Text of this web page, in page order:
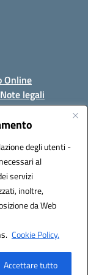
degli utenti -
al
servizi
inoltre,
da Web
Cookie Policy.
Accettare tutto
Online
Note legali
(NA)
95170530638
S.r.l.
Italia